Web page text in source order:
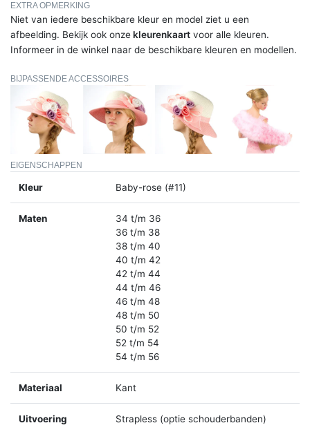
EXTRA OPMERKING
Niet van iedere beschikbare kleur en model ziet u een
afbeelding. Bekijk ook onzekleurenkaart voor alle kleuren.
Informeer in de winkel naar de beschikbare kleuren en modellen.
BIJPASSENDE ACCESSOIRES
EIGENSCHAPPEN
Kleur Baby-rose (#11)
Maten
34 t/m 36
36 t/m 38
38 t/m 40
40 t/m 42
42 t/m 44
44 t/m 46
46 t/m 48
48 t/m 50
50 t/m 52
52 t/m 54
54 t/m 56
Materiaal Kant
Uitvoering Strapless (optie schouderbanden)